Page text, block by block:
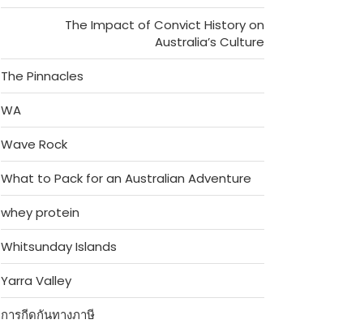
The Impact of Convict History on
Australia’s Culture
The Pinnacles
WA
Wave Rock
What to Pack for an Australian Adventure
whey protein
Whitsunday Islands
Yarra Valley
การกีดกันทางภาษี